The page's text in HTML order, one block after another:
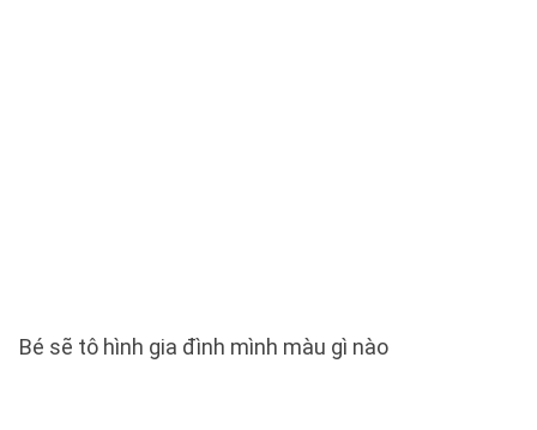
Bé sẽ tô hình gia đình mình màu gì nào